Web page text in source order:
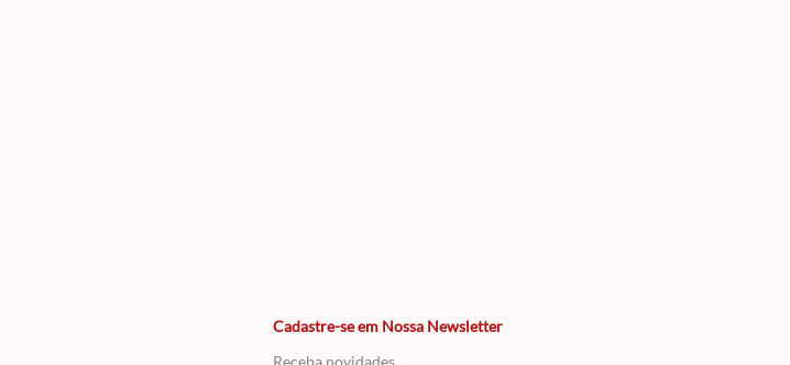
Cadastre-se em Nossa Newsletter
Receba novidades